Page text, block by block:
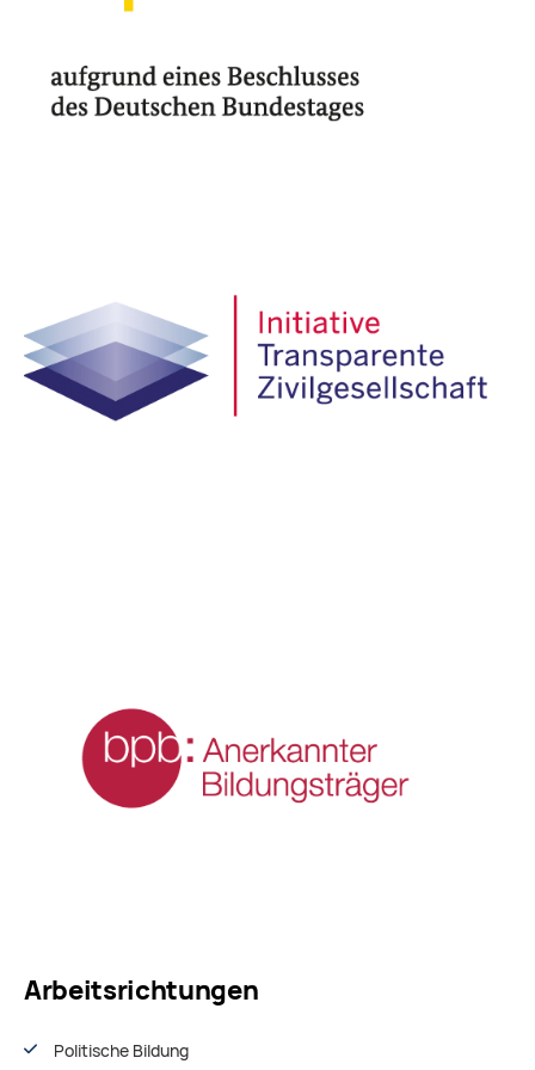
Arbeitsrichtungen
Politische Bildung